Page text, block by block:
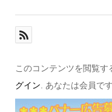
このコンテンツを閲覧
グイン . あなたは会員で